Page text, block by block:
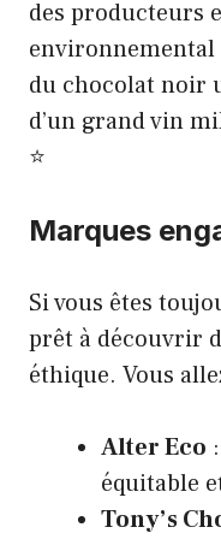
des producteurs
environnemental
du chocolat noir
d’un grand vin
⭐️
Marques
Si vous êtes
prêt à découvrir
éthique. Vous
Alter Eco
équitable
Tony’s